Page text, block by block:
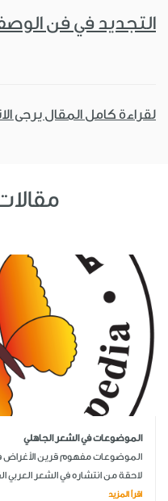
التجديد في فن
لقراءة كامل المقال يرجى
الموضوعات في الشعر الجاهلي
الموضوعات مفهوم قرين
لاحقة من انتشاره في الشعر
اقرأ المزيد